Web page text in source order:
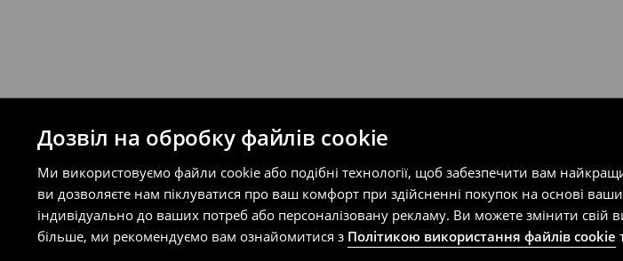
Дозвіл на обробку файлів cookie
Ми використовуємо файли cookie або подібні технології, щоб забезпечити вам
ви дозволяєте нам піклуватися про ваш комфорт при здійсненні покупок на основі
індивідуально до ваших потреб або персоналізовану рекламу. Ви можете змінити
більше, ми рекомендуємо вам ознайомитися з Політикою використання файлів cookie